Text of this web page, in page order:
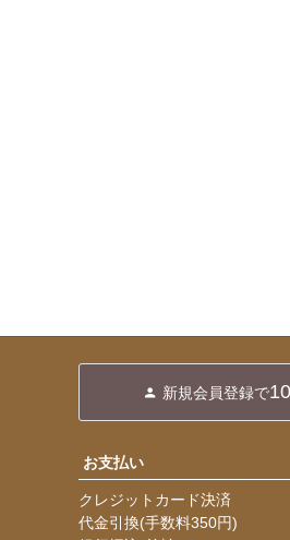
新規会員登録で
お支払い
クレジットカード決済
代金引換(手数料350円)